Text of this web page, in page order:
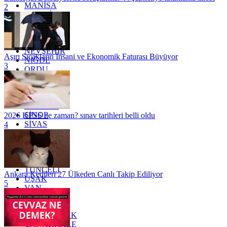
MANİSA
MARDİN
MERSİN
MUĞLA
MUŞ
NEVŞEHİR
NİĞDE
ORDU
OSMANİYE
RİZE
SAKARYA
SAMSUN
SİNOP
SİVAS
SİİRT
TEKİRDAĞ
TOKAT
TRABZON
TUNCELİ
UŞAK
VAN
YALOVA
YOZGAT
ZONGULDAK
ÇANAKKALE
2
Aşırı Sıcakların İnsani ve Ekonomik Faturası Büyüyor
3
2026 KPSS ne zaman? sınav tarihleri belli oldu
4
Ankara Kedileri 27 Ülkeden Canlı Takip Ediliyor
5